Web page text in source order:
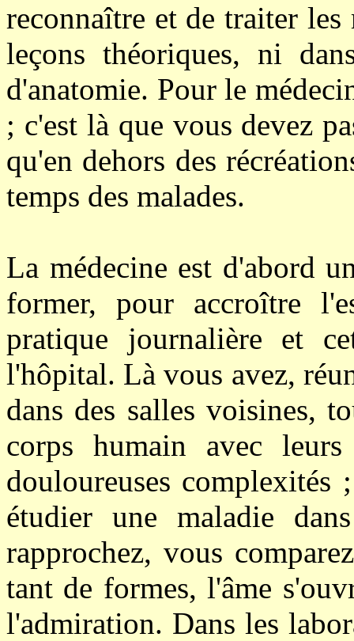
reconnaître et de traiter les
leçons théoriques, ni
d'anatomie. Pour le
; c'est là que vous devez
qu'en dehors des
temps des malades.
La médecine est d'abord
former, pour accroître
pratique journalière et
l'hôpital. Là vous avez,
dans des salles voisines,
corps humain avec
douloureuses complexités
étudier une maladie
rapprochez, vous
tant de formes, l'âme
l'admiration. Dans les